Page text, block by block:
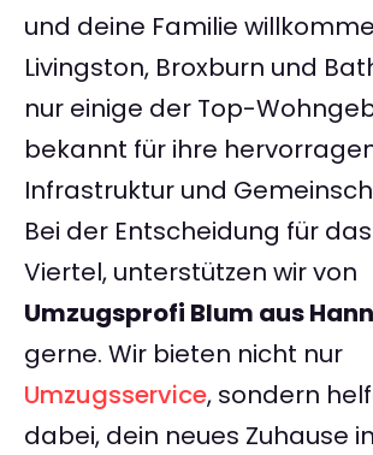
und deine Familie
Livingston, Broxburn und
nur einige der Top-
bekannt für ihre
Infrastruktur und
Bei der Entscheidung für
Viertel, unterstützen wir von
Umzugsprofi Blum aus
gerne. Wir bieten nicht nur
Umzugsservice, sondern
dabei, dein neues Zuhause